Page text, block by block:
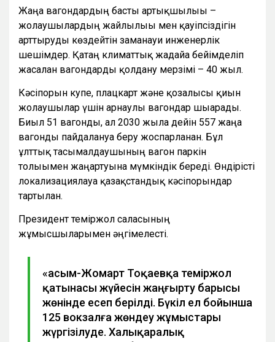
Жаңа вагондардың басты артықшылығы –
жолаушылардың жайлылығы мен қауіпсіздігін
арттыруды көздейтін заманауи инженерлік
шешімдер. Қатаң климаттық жағдайға бейімделіп
жасалған вагондарды қолдану мерзімі – 40 жыл.
Кәсіпорын купе, плацкарт және қозғалысы қиын
жолаушылар үшін арнаулы вагондар шығарады.
Биыл 51 вагонды, ал 2030 жылға дейін 557 жаңа
вагонды пайдалануға беру жоспарланған. Бұл
ұлттық тасымалдаушының вагон паркін
толығымен жаңартуына мүмкіндік береді. Өндірісті
локализациялауға қазақстандық кәсіпорындар
тартылған.
Президент теміржол саласының
жұмысшыларымен әңгімелесті.
«Қасым-Жомарт Тоқаевқа теміржол
қатынасы жүйесін жаңғырту барысы
жөнінде есеп берілді. Бүкіл ел бойынша
125 вокзалға жөндеу жұмыстары
жүргізілуде. Халықаралық